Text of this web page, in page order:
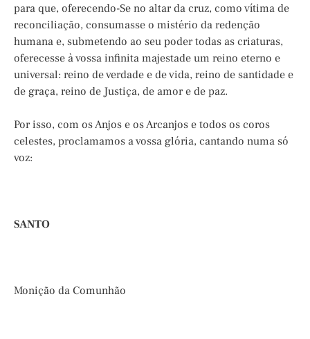
para que, oferecendo-Se no altar da cruz, como vítima de
reconciliação, consumasse o mistério da redenção
humana e, submetendo ao seu poder todas as criaturas,
oferecesse à vossa infinita majestade um reino eterno e
universal: reino de verdade e de vida, reino de santidade e
de graça, reino de Justiça, de amor e de paz.
Por isso, com os Anjos e os Arcanjos e todos os coros
celestes, proclamamos a vossa glória, cantando numa só
voz:
SANTO
Monição da Comunhão